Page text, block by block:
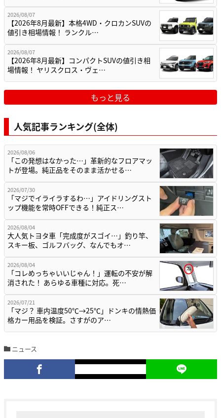
2026/08/07
【2026年8月最新】本格4WD・クロカンSUVの
値引き相場情報！ ランクル…
2026/08/07
【2026年8月最新】コンパクトSUVの値引き相
場情報！ ヤリスクロス・ヴェ…
もっと見る
人気記事ランキング(全体)
2026/08/06
「この発想はなかった…」革新的なフロアマッ
トが登場。純正品をそのまま活かせる…
2026/07/30
「マジでイライラするわ…」アイドリングスト
ップ機能を常時OFFできる！純正ス…
2026/08/04
大人気トヨタ車「完成度がスゴイ…」釣り竿、
スキー板、ゴルフバッグ、なんでもオ…
2026/08/04
「コレめっちゃいいじゃん！」運転の不安が解
消された！ あらゆる車種に対応。死…
2026/07/21
「マジ？ 車内温度50℃→25℃」ドンキの情熱価
格カー用品を検証。さすがのア…
ニュース